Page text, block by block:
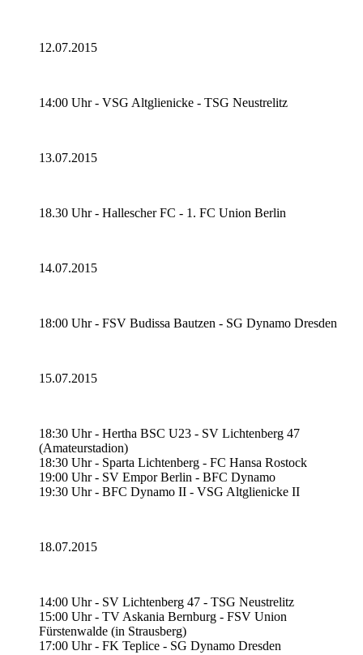
12.07.2015
14:00 Uhr - VSG Altglienicke - TSG Neustrelitz
13.07.2015
18.30 Uhr - Hallescher FC - 1. FC Union Berlin
14.07.2015
18:00 Uhr - FSV Budissa Bautzen - SG Dynamo Dresden
15.07.2015
18:30 Uhr - Hertha BSC U23 - SV Lichtenberg 47
(Amateurstadion)
18:30 Uhr - Sparta Lichtenberg - FC Hansa Rostock
19:00 Uhr - SV Empor Berlin - BFC Dynamo
19:30 Uhr - BFC Dynamo II - VSG Altglienicke II
18.07.2015
14:00 Uhr - SV Lichtenberg 47 - TSG Neustrelitz
15:00 Uhr - TV Askania Bernburg - FSV Union
Fürstenwalde (in Strausberg)
17:00 Uhr - FK Teplice - SG Dynamo Dresden